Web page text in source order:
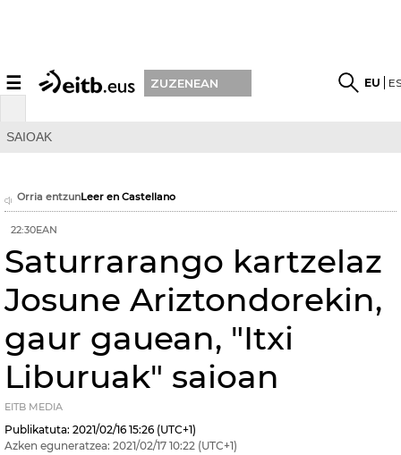
☰ ZUZENEAN EU
SAIOAK
Orria entzunLeer en Castellano
22:30EAN
Saturrarango kartzelaz
Josune Ariztondorekin,
gaur gauean, "Itxi
Liburuak" saioan
EITB MEDIA
Publikatuta: 2021/02/16 15:26 (UTC+1)
Azken eguneratzea: 2021/02/17 10:22 (UTC+1)